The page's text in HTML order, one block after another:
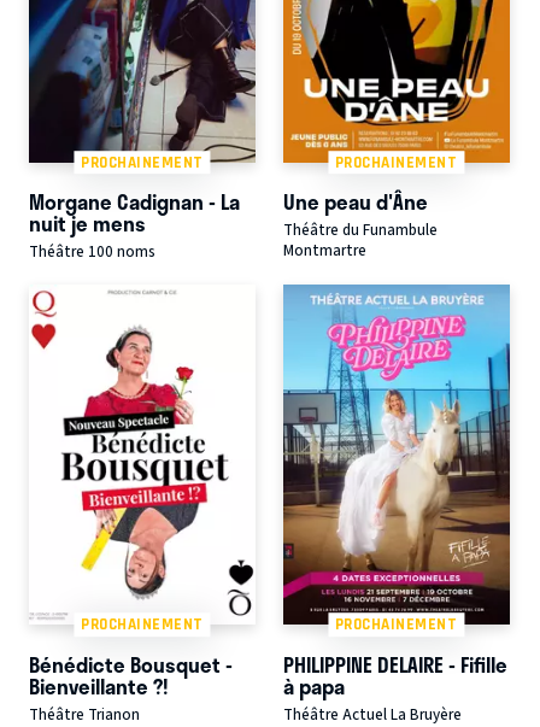
PROCHAINEMENT
Morgane Cadignan - La
nuit je mens
Théâtre 100 noms
PROCHAINEMENT
Une peau d'Âne
Théâtre du Funambule
Montmartre
PROCHAINEMENT
Bénédicte Bousquet -
Bienveillante ?!
Théâtre Trianon
PROCHAINEMENT
PHILIPPINE DELAIRE - Fifille
à papa
Théâtre Actuel La Bruyère